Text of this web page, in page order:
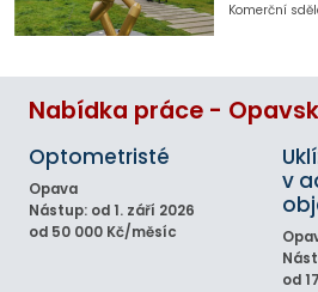
Komerční
Nabídka práce -
Optometristé
Opava
Nástup: od 1. září 2026
od 50 000 Kč/měsíc
v
od